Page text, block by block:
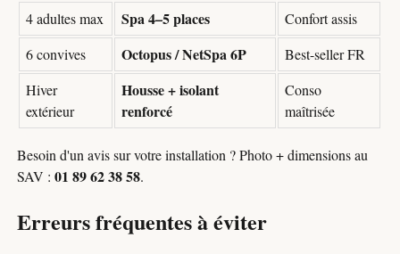
4 adultes max Spa 4–5 places
Confort assis
6 convives
Octopus / NetSpa 6P
Best-seller FR
Hiver
extérieur
Housse + isolant
renforcé
Conso
maîtrisée
Besoin d'un avis sur votre installation ? Photo + dimensions au
SAV :01 89 62 38 58.
Erreurs fréquentes à éviter